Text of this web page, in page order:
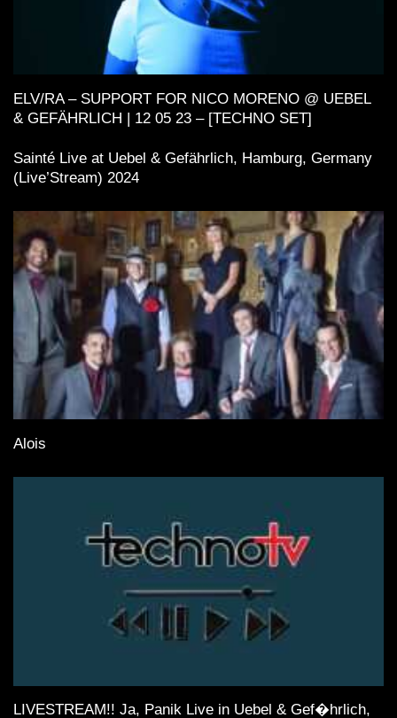
ELV/RA – SUPPORT FOR NICO MORENO @ UEBEL
& GEFÄHRLICH | 12 05 23 – [TECHNO SET]
Sainté Live at Uebel & Gefährlich, Hamburg, Germany
(Live’Stream) 2024
Alois
LIVESTREAM!! Ja, Panik Live in Uebel & Gef�hrlich,